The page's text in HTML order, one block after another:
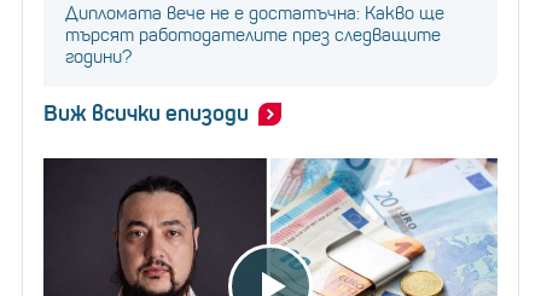
Дипломата вече не е достатъчна: Какво ще
търсят работодателите през следващите
години?
Виж всички епизоди